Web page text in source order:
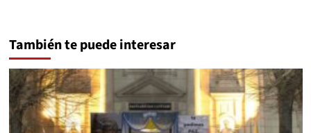
También te puede interesar